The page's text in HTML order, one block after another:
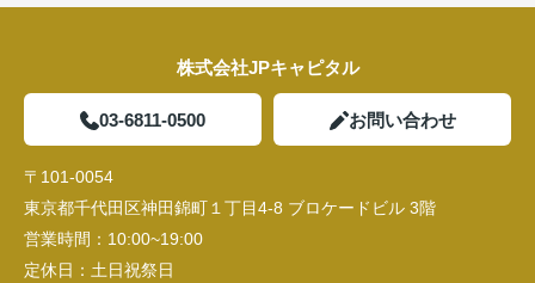
株式会社JPキャピタル
03-6811-0500 お問い合わせ
〒101-0054
東京都千代田区神田錦町１丁目4-8 ブロケードビル 3階
営業時間： 10:00~19:00
定休日： 土日祝祭日